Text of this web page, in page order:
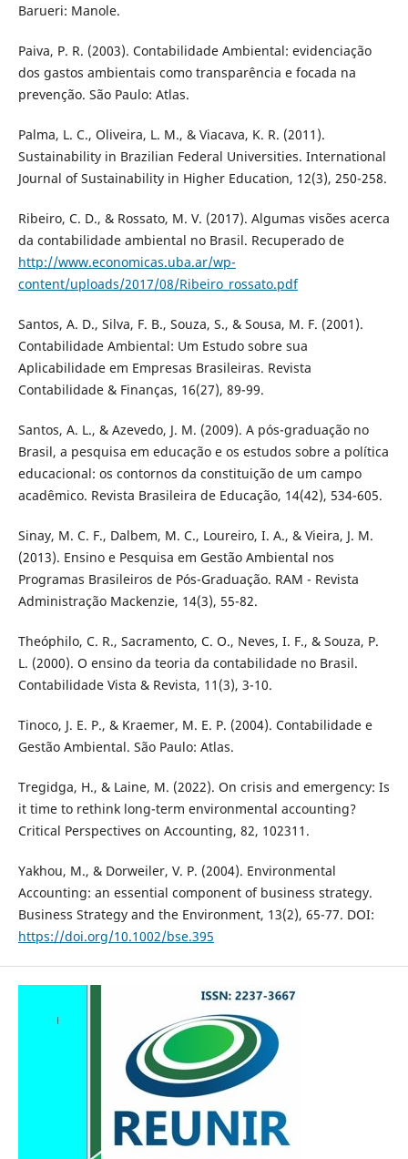
Barueri: Manole.
Paiva, P. R. (2003). Contabilidade Ambiental: evidenciação
dos gastos ambientais como transparência e focada na
prevenção. São Paulo: Atlas.
Palma, L. C., Oliveira, L. M., & Viacava, K. R. (2011).
Sustainability in Brazilian Federal Universities. International
Journal of Sustainability in Higher Education, 12(3), 250-258.
Ribeiro, C. D., & Rossato, M. V. (2017). Algumas visões acerca
da contabilidade ambiental no Brasil. Recuperado de
http://www.economicas.uba.ar/wp-
content/uploads/2017/08/Ribeiro_rossato.pdf
Santos, A. D., Silva, F. B., Souza, S., & Sousa, M. F. (2001).
Contabilidade Ambiental: Um Estudo sobre sua
Aplicabilidade em Empresas Brasileiras. Revista
Contabilidade & Finanças, 16(27), 89-99.
Santos, A. L., & Azevedo, J. M. (2009). A pós-graduação no
Brasil, a pesquisa em educação e os estudos sobre a política
educacional: os contornos da constituição de um campo
acadêmico. Revista Brasileira de Educação, 14(42), 534-605.
Sinay, M. C. F., Dalbem, M. C., Loureiro, I. A., & Vieira, J. M.
(2013). Ensino e Pesquisa em Gestão Ambiental nos
Programas Brasileiros de Pós-Graduação. RAM - Revista
Administração Mackenzie, 14(3), 55-82.
Theóphilo, C. R., Sacramento, C. O., Neves, I. F., & Souza, P.
L. (2000). O ensino da teoria da contabilidade no Brasil.
Contabilidade Vista & Revista, 11(3), 3-10.
Tinoco, J. E. P., & Kraemer, M. E. P. (2004). Contabilidade e
Gestão Ambiental. São Paulo: Atlas.
Tregidga, H., & Laine, M. (2022). On crisis and emergency: Is
it time to rethink long-term environmental accounting?
Critical Perspectives on Accounting, 82, 102311.
Yakhou, M., & Dorweiler, V. P. (2004). Environmental
Accounting: an essential component of business strategy.
Business Strategy and the Environment, 13(2), 65-77. DOI:
https://doi.org/10.1002/bse.395